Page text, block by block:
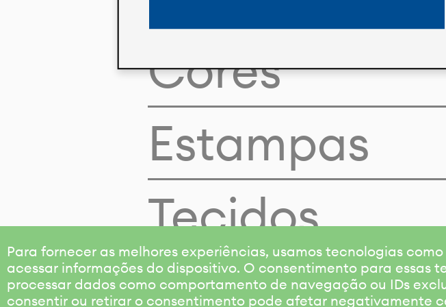
Para fornecer as melhores experiências, usamos tecnologias
acessar informações do dispositivo. O consentimento para essas
processar dados como comportamento de navegação ou IDs
consentir ou retirar o consentimento pode afetar negativamente
Cores
Estampas
Tecidos